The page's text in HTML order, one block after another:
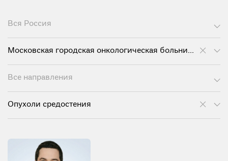
Вся Россия
Московская городская онкологическая больница №62
Все направления
Опухоли средостения